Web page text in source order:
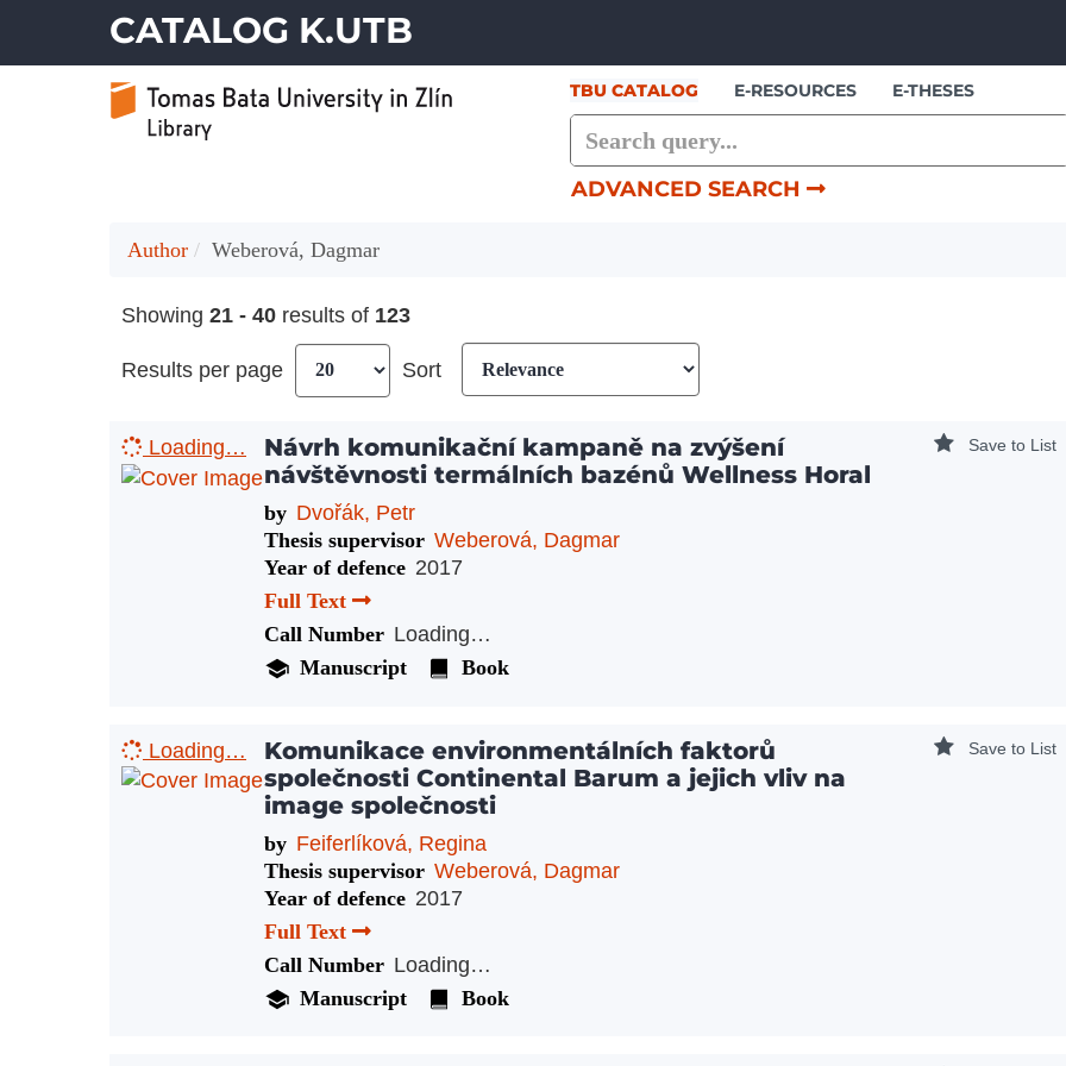
CATALOG K.UTB
TBU CATALOG E-RESOURCES E-THESES
ADVANCED SEARCH
Author Weberová, Dagmar
Showing 21 - 40 results of 123
Results per page Sort
Loading…
Návrh komunikační kampaně na zvýšení
návštěvnosti termálních bazénů Wellness Horal
by Dvořák, Petr
Thesis supervisor Weberová, Dagmar
Year of defence 2017
Full Text
Call Number Loading…
Manuscript
Book
Save to List
Loading…
Komunikace environmentálních faktorů
společnosti Continental Barum a jejich vliv na
image společnosti
by Feiferlíková, Regina
Thesis supervisor Weberová, Dagmar
Year of defence 2017
Full Text
Call Number Loading…
Manuscript
Book
Save to List